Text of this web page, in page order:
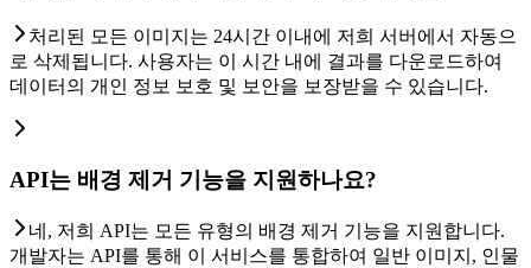
처리된 모든 이미지는 24시간 이내에 저희 서버에서 자동으
로 삭제됩니다. 사용자는 이 시간 내에 결과를 다운로드하여
데이터의 개인 정보 보호 및 보안을 보장받을 수 있습니다.
API는 배경 제거 기능을 지원하나요?
네, 저희 API는 모든 유형의 배경 제거 기능을 지원합니다.
개발자는 API를 통해 이 서비스를 통합하여 일반 이미지, 인물